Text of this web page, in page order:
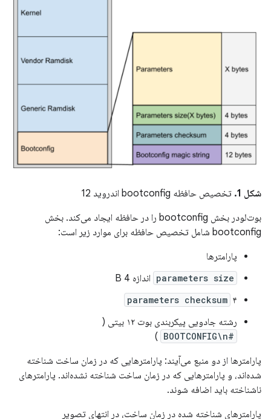
شکل 1.
تخصیص حافظه bootconfig اندروید 12
بوت‌لودر بخش bootconfig را در حافظه ایجاد می‌کند. بخش
bootconfig شامل تخصیص حافظه برای موارد زیر است:
پارامترها
parameters size اندازه 4 B
۴ parameters checksum
رشته جادویی پیکربندی بوت ۱۲ بیتی (
#BOOTCONFIG\n
)
پارامترها از دو منبع می‌آیند: پارامترهایی که در زمان ساخت شناخته
شده‌اند، و پارامترهایی که در زمان ساخت شناخته نشده‌اند. پارامترهای
ناشناخته باید اضافه شوند.
پارامترهای شناخته شده در زمان ساخت، در انتهای تصویر